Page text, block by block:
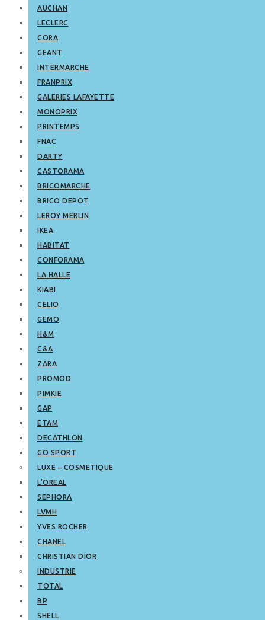
AUCHAN
LECLERC
CORA
GEANT
INTERMARCHE
FRANPRIX
GALERIES LAFAYETTE
MONOPRIX
PRINTEMPS
FNAC
DARTY
CASTORAMA
BRICOMARCHE
BRICO DEPOT
LEROY MERLIN
IKEA
HABITAT
CONFORAMA
LA HALLE
KIABI
CELIO
GEMO
H&M
C&A
ZARA
PROMOD
PIMKIE
GAP
ETAM
DECATHLON
GO SPORT
LUXE – COSMETIQUE
L’OREAL
SEPHORA
LVMH
YVES ROCHER
CHANEL
CHRISTIAN DIOR
INDUSTRIE
TOTAL
BP
SHELL